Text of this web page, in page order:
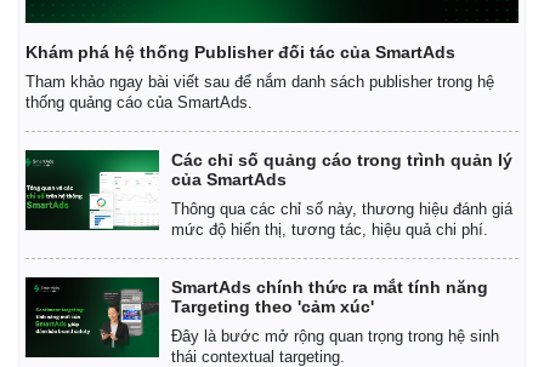
Khám phá hệ thống Publisher đối tác của SmartAds
Tham khảo ngay bài viết sau để nắm danh sách publisher trong hệ
thống quảng cáo của SmartAds.
Các chỉ số quảng cáo trong trình quản lý
của SmartAds
Thông qua các chỉ số này, thương hiệu đánh giá
mức độ hiển thị, tương tác, hiệu quả chi phí.
SmartAds chính thức ra mắt tính năng
Targeting theo 'cảm xúc'
Đây là bước mở rộng quan trọng trong hệ sinh
thái contextual targeting.